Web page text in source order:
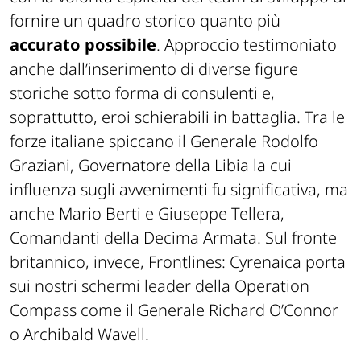
fornire un quadro storico quanto più
accurato possibile. Approccio testimoniato
anche dall’inserimento di diverse figure
storiche sotto forma di consulenti e,
soprattutto, eroi schierabili in battaglia. Tra le
forze italiane spiccano il Generale Rodolfo
Graziani, Governatore della Libia la cui
influenza sugli avvenimenti fu significativa, ma
anche Mario Berti e Giuseppe Tellera,
Comandanti della Decima Armata. Sul fronte
britannico, invece, Frontlines: Cyrenaica porta
sui nostri schermi leader della Operation
Compass come il Generale Richard O’Connor
o Archibald Wavell.